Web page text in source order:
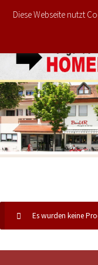
JETZT IM
Es wurden keine
Diese Webseite nutzt